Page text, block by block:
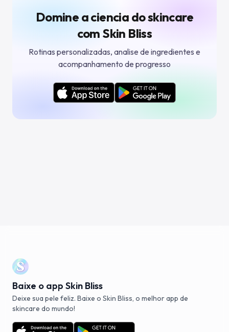
Domine a ciencia do skincare
com Skin Bliss
Rotinas personalizadas, analise de ingredientes e
acompanhamento de progresso
Baixe o app Skin Bliss
Deixe sua pele feliz. Baixe o Skin Bliss, o melhor app de
skincare do mundo!